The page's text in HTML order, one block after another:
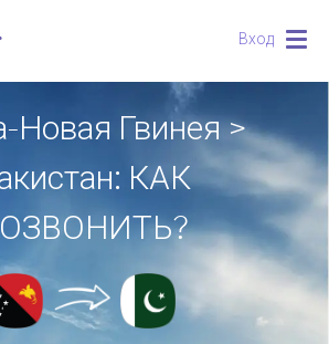
Вход
Новая Гвинея >
КАК